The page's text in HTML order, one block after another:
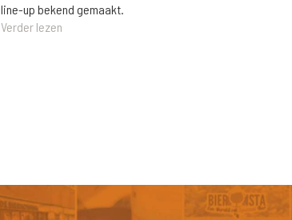
line-up bekend gemaakt.
Verder lezen